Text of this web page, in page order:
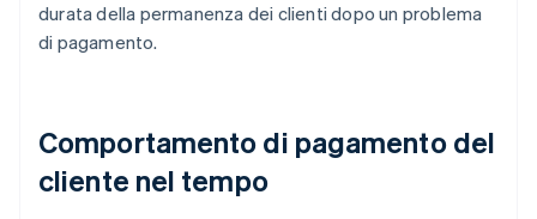
durata della permanenza dei clienti dopo un problema
di pagamento.
Comportamento di pagamento del
cliente nel tempo